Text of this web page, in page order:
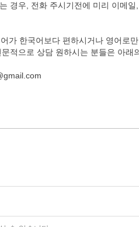
경우, 전화 주시기전에 미리 이메
가 한국어보다 편하시거나 영어로
적으로 상담 원하시는 분들은 아